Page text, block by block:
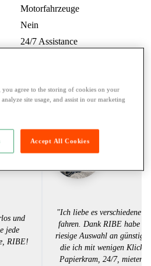
Motorfahrzeuge
Nein
24/7 Assistance
Community
und
jede
RIBE!
"Ich liebe es verschiedene
fahren. Dank RIBE habe
riesige Auswahl an
die ich mit wenigen Klicks,
Papierkram, 24/7, mieten
agree to the storing of cookies on your
site usage, and assist in our marketing
Accept All Cookies